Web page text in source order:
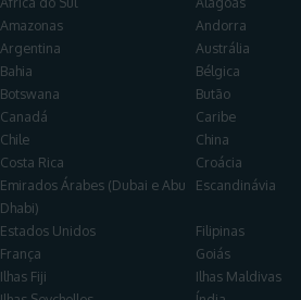
Amazonas
Andorra
Argentina
Austrália
Bahia
Bélgica
Botswana
Butão
Canadá
Caribe
Chile
China
Costa Rica
Croácia
Emirados Árabes (Dubai e Abu
Dhabi)
Escandinávia
Estados Unidos Filipinas
França
Goiás
Ilhas Fiji
Ilhas Maldivas